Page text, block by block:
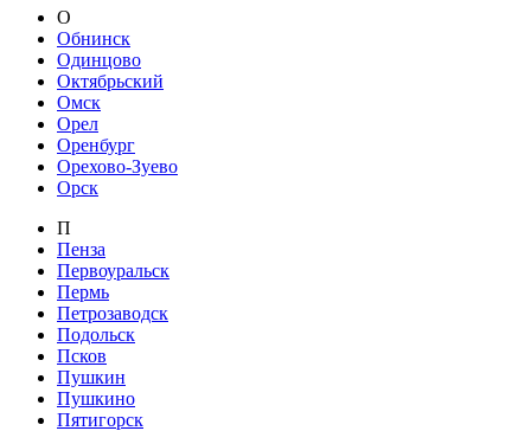
О
Обнинск
Одинцово
Октябрьский
Омск
Орел
Оренбург
Орехово-Зуево
Орск
П
Пенза
Первоуральск
Пермь
Петрозаводск
Подольск
Псков
Пушкин
Пушкино
Пятигорск